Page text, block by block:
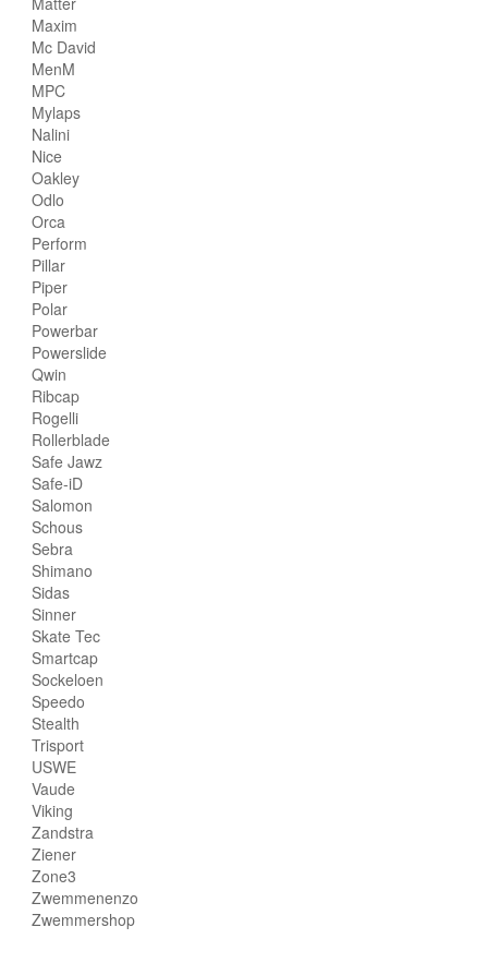
Maxim
Mc David
MenM
MPC
Mylaps
Nalini
Nice
Oakley
Odlo
Orca
Perform
Pillar
Piper
Polar
Powerbar
Powerslide
Qwin
Ribcap
Rogelli
Rollerblade
Safe Jawz
Safe-iD
Salomon
Schous
Sebra
Shimano
Sidas
Sinner
Skate Tec
Smartcap
Sockeloen
Speedo
Stealth
Trisport
USWE
Vaude
Viking
Zandstra
Ziener
Zone3
Zwemmenenzo
Zwemmershop